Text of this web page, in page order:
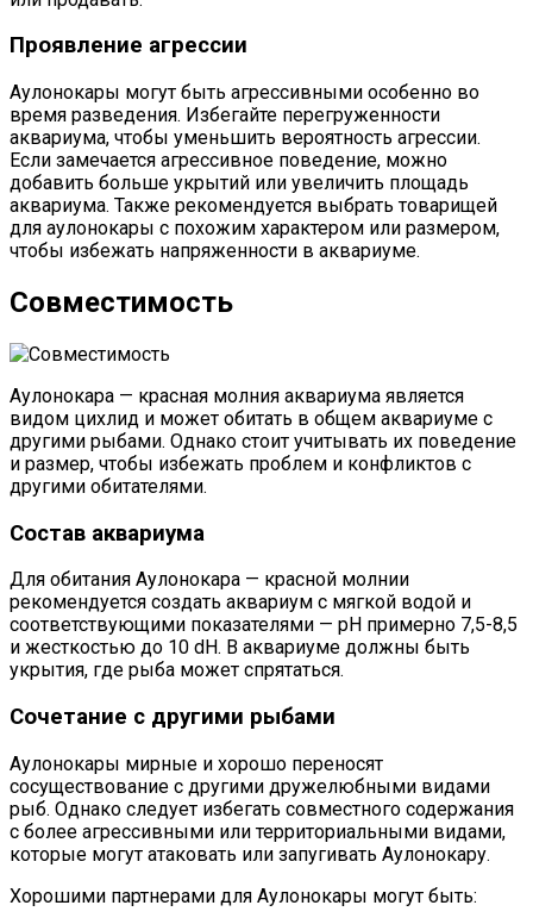
Проявление агрессии
Аулонокары могут быть агрессивными особенно во
время разведения. Избегайте перегруженности
аквариума, чтобы уменьшить вероятность агрессии.
Если замечается агрессивное поведение, можно
добавить больше укрытий или увеличить площадь
аквариума. Также рекомендуется выбрать товарищей
для аулонокары с похожим характером или размером,
чтобы избежать напряженности в аквариуме.
Совместимость
Аулонокара — красная молния аквариума является
видом цихлид и может обитать в общем аквариуме с
другими рыбами. Однако стоит учитывать их поведение
и размер, чтобы избежать проблем и конфликтов с
другими обитателями.
Состав аквариума
Для обитания Аулонокара — красной молнии
рекомендуется создать аквариум с мягкой водой и
соответствующими показателями — pH примерно 7,5-8,5
и жесткостью до 10 dH. В аквариуме должны быть
укрытия, где рыба может спрятаться.
Сочетание с другими рыбами
Аулонокары мирные и хорошо переносят
сосуществование с другими дружелюбными видами
рыб. Однако следует избегать совместного содержания
с более агрессивными или территориальными видами,
которые могут атаковать или запугивать Аулонокару.
Хорошими партнерами для Аулонокары могут быть: